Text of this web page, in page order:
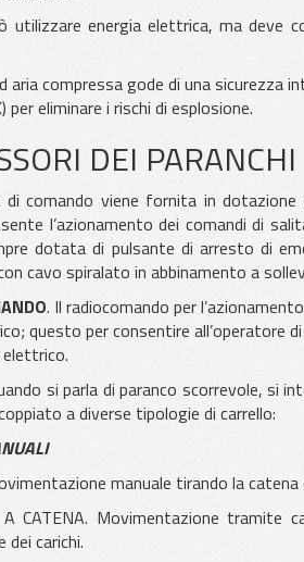
utilizzare energia elettrica, ma deve
compressa gode di una sicurezza
eliminare i rischi di esplosione.
DEI
di comando viene fornita in
l’azionamento dei comandi di
dotata di pulsante di arresto di
cavo spiralato in abbinamento a
. Il radiocomando per
questo per consentire all’operatore
si parla di paranco scorrevole, si
a diverse tipologie di carrello:
manuale tirando la
A CATENA. Movimentazione
carichi.